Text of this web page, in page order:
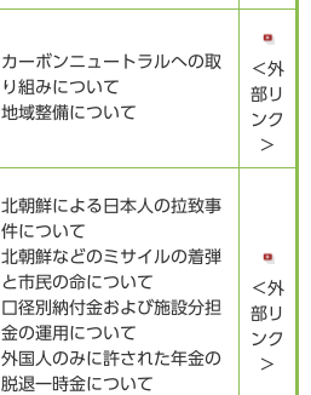
カーボンニュートラルへの取
り組みについて
地域整備について
＜外
部リ
ンク
＞
北朝鮮による日本人の拉致事
件について
北朝鮮などのミサイルの着弾
と市民の命について
口径別納付金および施設分担
金の運用について
外国人のみに許された年金の
脱退一時金について
＜外
部リ
ンク
＞